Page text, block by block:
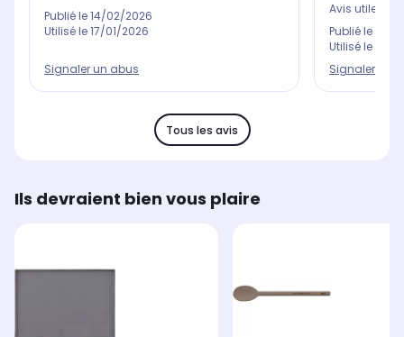
Publié le14/02/2026
Utilisé le17/01/2026
Signaler un abus
Avis utile ?
Publié le
Utilisé le
Signaler un
Tous les avis
Ils devraient bien vous plaire